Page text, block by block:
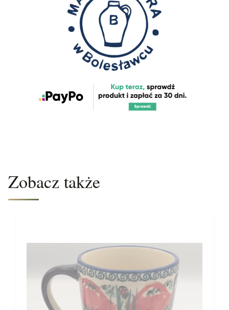
Zobacz także